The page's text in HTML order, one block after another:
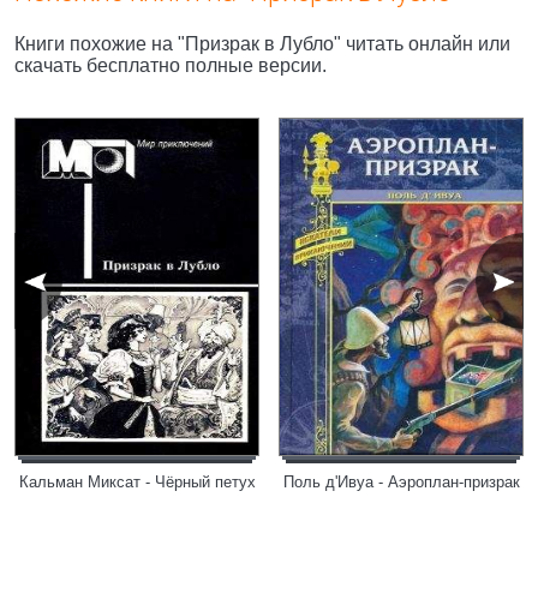
Книги похожие на "Призрак в Лубло" читать онлайн или
скачать бесплатно полные версии.
Кальман Миксат - Чёрный петух Поль д'Ивуа - Аэроплан-призрак